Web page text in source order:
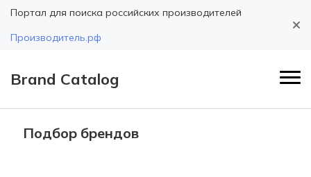
Портал для поиска российских производителей
Производитель.рф
Brand Catalog
Подбор брендов